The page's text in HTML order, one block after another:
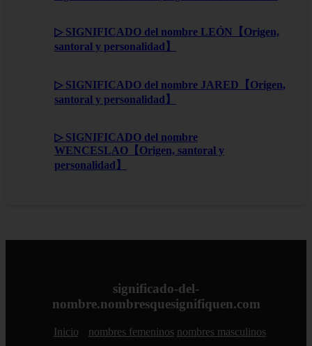
▷ SIGNIFICADO del nombre LEÓN【Origen,
santoral y personalidad】
▷ SIGNIFICADO del nombre JARED【Origen,
santoral y personalidad】
▷ SIGNIFICADO del nombre
WENCESLAO【Origen, santoral y
personalidad】
significado-del-
nombre.nombresquesignifiquen.com
Inicio nombres femeninos nombres masculinos